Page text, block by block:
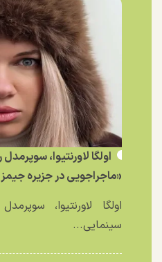
اولگا لاورنتیوا،
«ماجراجویی در جزیره جیمز
اولگا لاورنتیوا،
سینمایی...